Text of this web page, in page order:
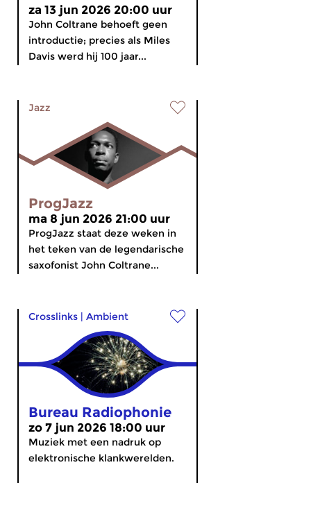
za 13 jun 2026 20:00 uur
John Coltrane behoeft geen
introductie; precies als Miles
Davis werd hij 100 jaar...
Jazz
ProgJazz
ma 8 jun 2026 21:00 uur
ProgJazz staat deze weken in
het teken van de legendarische
saxofonist John Coltrane...
Crosslinks | Ambient
Bureau Radiophonie
zo 7 jun 2026 18:00 uur
Muziek met een nadruk op
elektronische klankwerelden.